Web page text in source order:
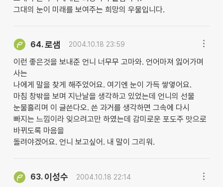
그대의 눈이 미래를 보여주는 희망의 우물입니다.
64.로샘 2004.10.18 23:59
이런 좋은것을 보내준 언니 너무무 고마와. 언어마져 잃어가며
사는
나에게 말을 찾게 해주었어요. 여기엔 눈이 가득 쌓옇어요.
마침 창밖을 보며 지난날을 생각하고 있었는데 언니의 선물
눈물흘리며 이 글쓴다오. 쓴 과거를 생각하면 그속에 다시
빠지는 느낌이라 잊으려고만 하였는데 감미로운 포도주 맛으로
바뀌도록 마음을
돌려야겠어요. 언니 보고싶어. 내 말이 그리워.
63. 이성수 2004.10.18 22:14